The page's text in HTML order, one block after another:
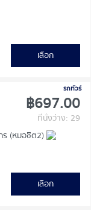
เลือก
รถทัวร์
฿697.00
ที่นั่งว่าง: 29
ร (หมอชิต2)
เลือก